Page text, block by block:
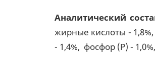
Аналитический
жирные кислоты - 1,8%,
- 1,4%, фосфор (P) -